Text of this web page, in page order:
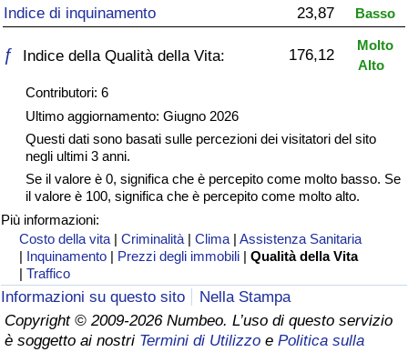
Indice di inquinamento 23,87 Basso
ƒ Indice della Qualità della Vita: 176,12
Molto
Alto
Contributori: 6
Ultimo aggiornamento: Giugno 2026
Questi dati sono basati sulle percezioni dei visitatori del sito
negli ultimi 3 anni.
Se il valore è 0, significa che è percepito come molto basso. Se
il valore è 100, significa che è percepito come molto alto.
Più informazioni:
Costo della vita |Criminalità |Clima |Assistenza Sanitaria
| Inquinamento | Prezzi degli immobili |Qualità della Vita
|Traffico
Informazioni su questo sito
Nella Stampa
Copyright © 2009-2026 Numbeo. L’uso di questo servizio
è soggetto ai nostri Termini di Utilizzo e Politica sulla
Indice dell’Assistenza Sanitaria (Corrente)
Indice dell’Assistenza Sanitaria
Indice dell’Assistenza Sanitaria per
Nazione
Inquinamento
Indice dell’Inquinamento (Corrente)
Indice di inquinamento
Indice dell’Inquinamento per Nazione